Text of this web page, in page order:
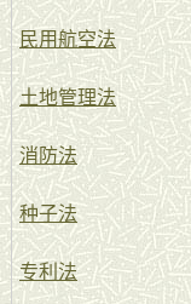
民用航空法
土地管理法
消防法
种子法
专利法